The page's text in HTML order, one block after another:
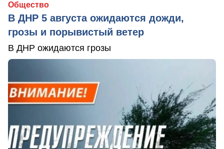
Общество
В ДНР 5 августа ожидаются дожди,
грозы и порывистый ветер
В ДНР ожидаются грозы